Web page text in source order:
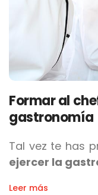
Formar al
gastronomía
Tal vez te has
ejercer la
Leer más